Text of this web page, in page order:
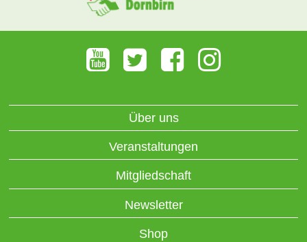
Über uns
Veranstaltungen
Mitgliedschaft
Newsletter
Shop